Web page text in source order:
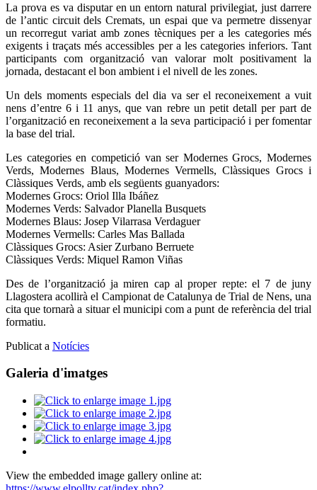
La prova es va disputar en un entorn natural privilegiat, just darrere
de l’antic circuit dels Cremats, un espai que va permetre dissenyar
un recorregut variat amb zones tècniques per a les categories més
exigents i traçats més accessibles per a les categories inferiors. Tant
participants com organització van valorar molt positivament la
jornada, destacant el bon ambient i el nivell de les zones.
Un dels moments especials del dia va ser el reconeixement a vuit
nens d’entre 6 i 11 anys, que van rebre un petit detall per part de
l’organització en reconeixement a la seva participació i per fomentar
la base del trial.
Les categories en competició van ser Modernes Grocs, Modernes
Verds, Modernes Blaus, Modernes Vermells, Clàssiques Grocs i
Clàssiques Verds, amb els següents guanyadors:
Modernes Grocs: Oriol Illa Ibáñez
Modernes Verds: Salvador Planella Busquets
Modernes Blaus: Josep Vilarrasa Verdaguer
Modernes Vermells: Carles Mas Ballada
Clàssiques Grocs: Asier Zurbano Berruete
Clàssiques Verds: Miquel Ramon Viñas
Des de l’organització ja miren cap al proper repte: el 7 de juny
Llagostera acollirà el Campionat de Catalunya de Trial de Nens, una
cita que tornarà a situar el municipi com a punt de referència del trial
formatiu.
Publicat a Notícies
Galeria d'imatges
View the embedded image gallery online at: